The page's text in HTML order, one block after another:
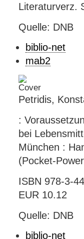
Literaturverz.
Quelle: DNB
biblio-net
mab2
Petridis,
:
bei
München :
(Pocket-
ISBN 978-3-
EUR 10.12
Quelle: DNB
biblio-net